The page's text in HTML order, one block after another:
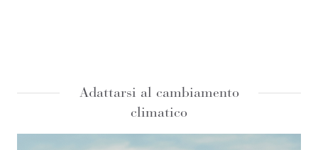
Adattarsi al cambiamento
climatico